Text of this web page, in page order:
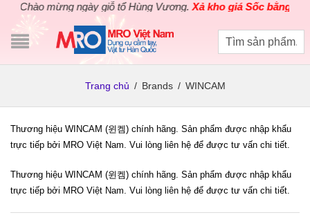
Chào mừng ngày giỗ tổ Hùng Vương.Xả kho giá Sốc bằng giá
Trang chủ / Brands / WINCAM
Thương hiệu WINCAM (윈켐) chính hãng. Sản phẩm được nhập khẩu
trực tiếp bởi MRO Việt Nam. Vui lòng liên hệ để được tư vấn chi tiết.
Thương hiệu WINCAM (윈켐) chính hãng. Sản phẩm được nhập khẩu
trực tiếp bởi MRO Việt Nam. Vui lòng liên hệ để được tư vấn chi tiết.